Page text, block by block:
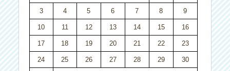
3 4 5 6 7 8 9
10 11 12 13 14 15 16
17 18 19 20 21 22 23
24 25 26 27 28 29 30